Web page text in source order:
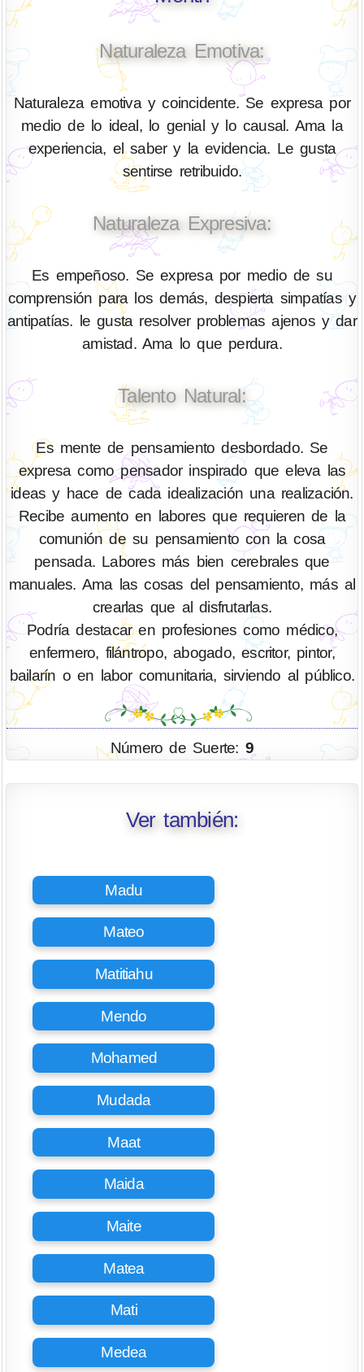
Naturaleza Emotiva:
Naturaleza emotiva y coincidente. Se expresa por
medio de lo ideal, lo genial y lo causal. Ama la
experiencia, el saber y la evidencia. Le gusta
sentirse retribuido.
Naturaleza Expresiva:
Es empeñoso. Se expresa por medio de su
comprensión para los demás, despierta simpatías y
antipatías. le gusta resolver problemas ajenos y dar
amistad. Ama lo que perdura.
Talento Natural:
Es mente de pensamiento desbordado. Se
expresa como pensador inspirado que eleva las
ideas y hace de cada idealización una realización.
Recibe aumento en labores que requieren de la
comunión de su pensamiento con la cosa
pensada. Labores más bien cerebrales que
manuales. Ama las cosas del pensamiento, más al
crearlas que al disfrutarlas.
Podría destacar en profesiones como médico,
enfermero, filántropo, abogado, escritor, pintor,
bailarín o en labor comunitaria, sirviendo al público.
Número de Suerte: 9
Ver también:
Madu
Mateo
Matitiahu
Mendo
Mohamed
Mudada
Maat
Maida
Maite
Matea
Mati
Medea